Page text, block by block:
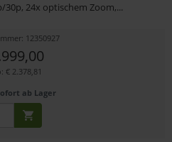
30p, 24x optischem Zoom,...
12350927
€ 2.378,81
ab Lager